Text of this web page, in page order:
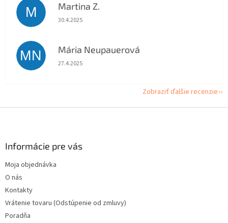
M Martina Z.
Hodnotenie obchodu je 5 z 5 hviezdičiek.
30.4.2025
MN Mária Neupauerová
Hodnotenie obchodu je 5 z 5 hviezdičiek.
27.4.2025
Zobraziť ďalšie recenzie
Informácie pre vás
Moja objednávka
O nás
Kontakty
Vrátenie tovaru (Odstúpenie od zmluvy)
Poradňa